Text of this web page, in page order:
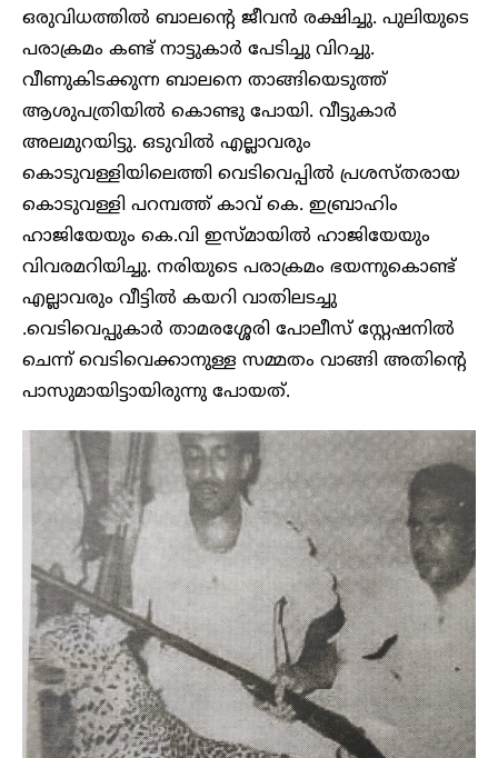
ഒരുവിധത്തില്‍ ബാലന്റെ ജീവന്‍ രക്ഷിച്ചു. പുലിയുടെ
പരാക്രമം കണ്ട് നാട്ടുകാര്‍ പേടിച്ചു വിറച്ചു.
വീണുകിടക്കുന്ന ബാലനെ താങ്ങിയെടുത്ത്
ആശുപത്രിയില്‍ കൊണ്ടു പോയി. വീട്ടുകാര്‍
അലമുറയിട്ടു. ഒടുവില്‍ എല്ലാവരും
കൊടുവള്ളിയിലെത്തി വെടിവെപ്പില്‍ പ്രശസ്തരായ
കൊടുവള്ളി പറമ്പത്ത് കാവ് കെ. ഇബ്രാഹിം
ഹാജിയേയും കെ.വി ഇസ്മായില്‍ ഹാജിയേയും
വിവരമറിയിച്ചു. നരിയുടെ പരാക്രമം ഭയന്നുകൊണ്ട്
എല്ലാവരും വീട്ടില്‍ കയറി വാതിലടച്ചു
.വെടിവെപ്പുകാര്‍ താമരശ്ശേരി പോലീസ് സ്റ്റേഷനില്‍
ചെന്ന് വെടിവെക്കാനുള്ള സമ്മതം വാങ്ങി അതിന്റെ
പാസുമായിട്ടായിരുന്നു പോയത്.